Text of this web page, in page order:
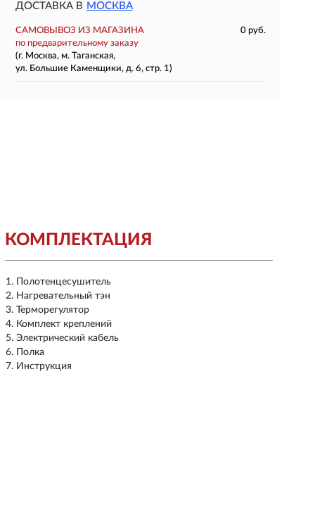
ДОСТАВКА В МОСКВА
САМОВЫВОЗ ИЗ МАГАЗИНА
0 руб.
по предварительному заказу
(г. Москва, м. Таганская,
ул. Большие Каменщики, д. 6, стр. 1)
КОМПЛЕКТАЦИЯ
Полотенцесушитель
Нагревательный тэн
Терморегулятор
Комплект креплений
Электрический кабель
Полка
Инструкция